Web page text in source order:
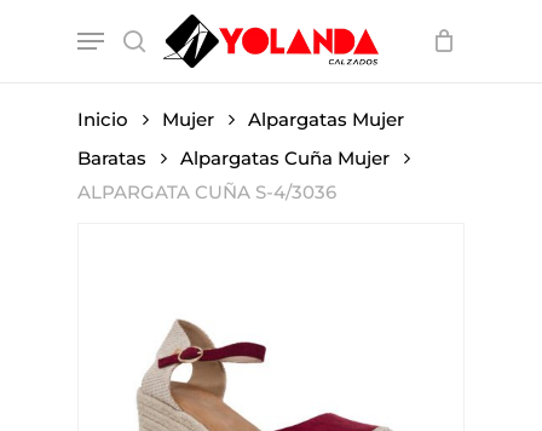
search
Menu
Inicio Mujer
Alpargatas Mujer
Baratas
Alpargatas Cuña Mujer
ALPARGATA CUÑA S-4/3036